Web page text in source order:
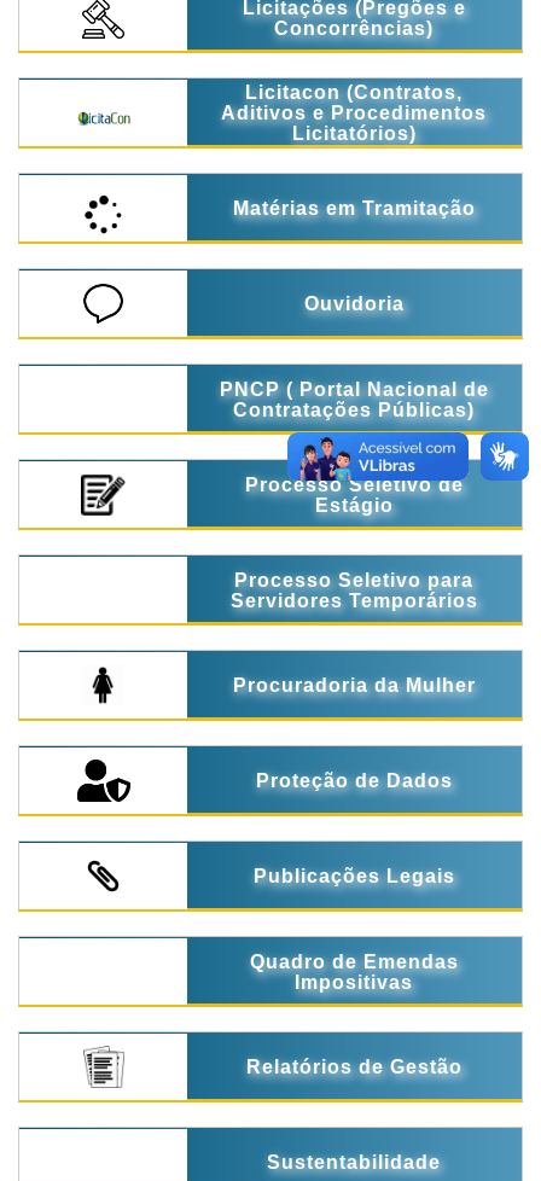
Licitações (Pregões e
Concorrências)
Licitacon (Contratos,
Aditivos e Procedimentos
Licitatórios)
Matérias em Tramitação
Ouvidoria
PNCP ( Portal Nacional de
Contratações Públicas)
Processo Seletivo de
Estágio
Processo Seletivo para
Servidores Temporários
Procuradoria da Mulher
Proteção de Dados
Publicações Legais
Quadro de Emendas
Impositivas
Relatórios de Gestão
Sustentabilidade